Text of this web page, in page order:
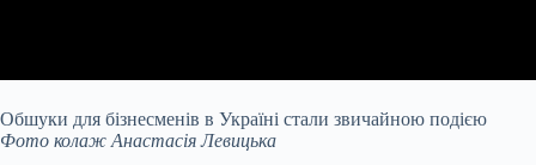
Обшуки для бізнесменів в Україні стали звичайною подією
Фото колаж Анастасія Левицька